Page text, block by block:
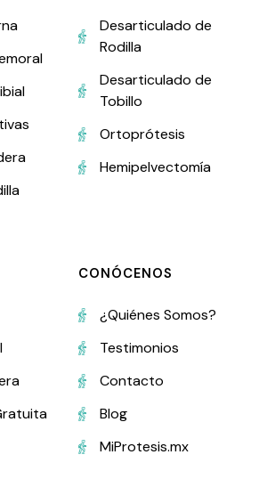
Desarticulado de
Rodilla
Desarticulado de
Tobillo
Ortoprótesis
Hemipelvectomía
CONÓCENOS
¿Quiénes Somos?
Testimonios
Contacto
Blog
MiProtesis.mx